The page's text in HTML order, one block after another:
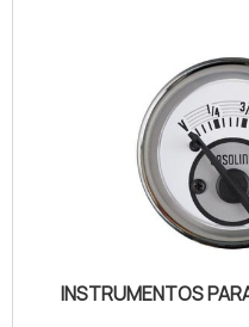
contato com
líquidos –
dos produtos
vedações de
vedação papelão
é, muitas vezes,
INSTRUMENTOS